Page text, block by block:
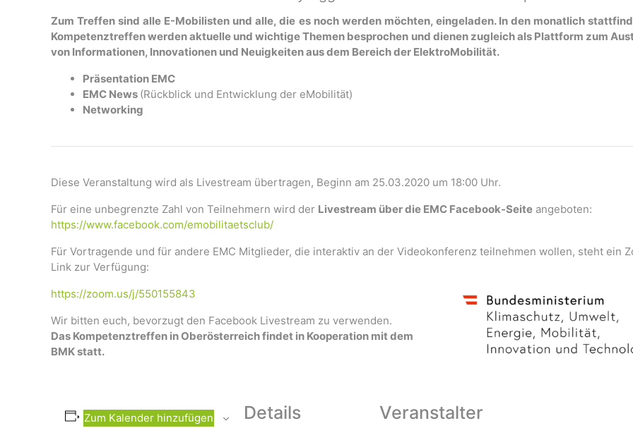
Zum Treffen sind alle E-Mobilisten und alle, die es noch werden möchten, eingeladen. In den monatlich
Kompetenztreffen werden aktuelle und wichtige Themen besprochen und dienen zugleich als Plattform zum
von Informationen, Innovationen und Neuigkeiten aus dem Bereich der ElektroMobilität.
Präsentation EMC
EMC News (Rückblick und Entwicklung der eMobilität)
Networking
Diese Veranstaltung wird als Livestream übertragen, Beginn am 25.03.2020 um 18:00 Uhr.
Für eine unbegrenzte Zahl von Teilnehmern wird der Livestream über die EMC Facebook-Seite angeboten:
https://www.facebook.com/emobilitaetsclub/
Für Vortragende und für andere EMC Mitglieder, die interaktiv an der Videokonferenz teilnehmen wollen, steht ein
Link zur Verfügung:
https://zoom.us/j/550155843
Wir bitten euch, bevorzugt den Facebook Livestream zu verwenden.
Das Kompetenztreffen in Oberösterreich findet in Kooperation mit dem
BMK statt.
Zum Kalender hinzufügen Details Veranstalter